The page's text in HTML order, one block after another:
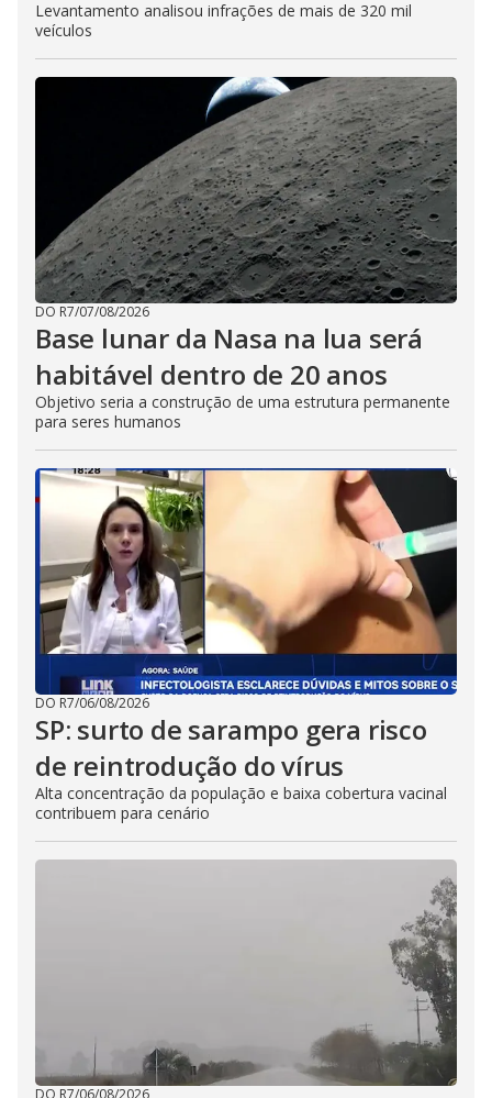
Levantamento analisou infrações de mais de 320 mil
veículos
DO R7/07/08/2026
Base lunar da Nasa na lua será
habitável dentro de 20 anos
Objetivo seria a construção de uma estrutura permanente
para seres humanos
DO R7/06/08/2026
SP: surto de sarampo gera risco
de reintrodução do vírus
Alta concentração da população e baixa cobertura vacinal
contribuem para cenário
DO R7/06/08/2026